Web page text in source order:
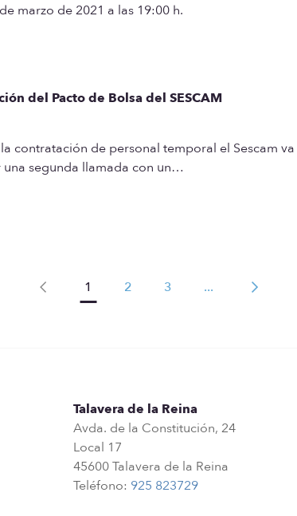
marzo de 2021 a las 19:00 h.
del Pacto de Bolsa del SESCAM
contratación de personal temporal el Sescam
segunda llamada con un…
Anterior 1 2 3 ... Siguiente
Talavera de la Reina
Avda. de la Constitución, 24
Local 17
45600 Talavera de la Reina
Teléfono: 925 823729